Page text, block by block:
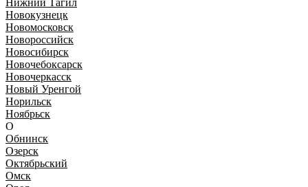
Нижний Тагил
Новокузнецк
Новомосковск
Новороссийск
Новосибирск
Новочебоксарск
Новочеркасск
Новый Уренгой
Норильск
Ноябрьск
О
Обнинск
Озерск
Октябрьский
Омск